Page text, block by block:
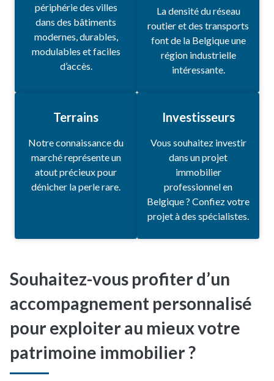
Entreprise
Bureaux
Entrepôts et ateliers
Industrie
Commerces
Biens neufs
Terrains
Investisseurs
Notre équipe
Contact
périphérie des villes
dans des bâtiments
modernes, durables,
modulables et faciles
d’accès.
La densité du réseau
routier et des transports
font de la Belgique une
région industrielle
intéressante.
Terrains
Notre connaissance du
marché représente un
atout précieux pour
dénicher la perle rare.
Investisseurs
Vous souhaitez investir
dans un projet
immobilier
professionnel en
Belgique ? Confiez votre
projet à des spécialistes.
Souhaitez-vous profiter d’un
accompagnement personnalisé
pour exploiter au mieux votre
patrimoine immobilier ?